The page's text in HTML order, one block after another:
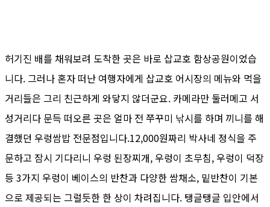
허기진 배를 채워보려 도착한 곳은 바로 삽교호 함상공원이었습
니다. 그러나 혼자 떠난 여행자에게 삽교호 어시장의 메뉴와 먹을
거리들은 그리 친근하게 와닿지 않더군요. 카메라만 둘러메고 서
성거리다 문득 떠오른 곳은 얼마 전 쭈꾸미 낚시를 하며 끼니를 해
결했던 우렁쌈밥 전문점입니다.12,000원짜리 박사네 정식을 주
문하고 잠시 기다리니 우렁 된장찌개, 우렁이 초무침, 우렁이 덕장
등 3가지 우렁이 베이스의 반찬과 다양한 쌈채소, 밑반찬이 기본
으로 제공되는 그럴듯한 한 상이 차려집니다. 탱글탱글 입안에서